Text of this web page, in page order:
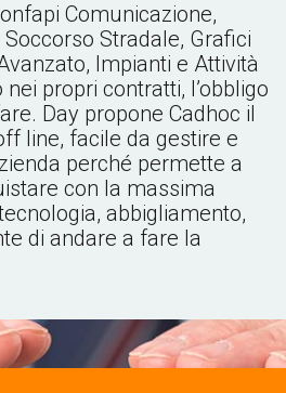
Comunicazione,
Stradale, Grafici
Impianti e Attività
propri contratti, l’obbligo
Day propone Cadhoc il
line, facile da gestire e
perché permette a
con la massima
abbigliamento,
di andare a fare la